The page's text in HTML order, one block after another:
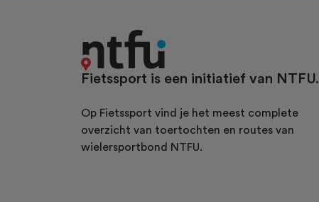
Fietssport is een initiatief van NTFU.
Op Fietssport vind je het meest complete
overzicht van toertochten en routes van
wielersportbond NTFU.